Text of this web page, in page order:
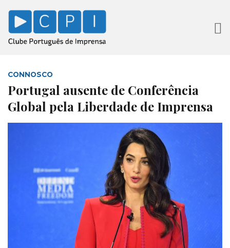
CONNOSCO
Portugal ausente de Conferência
Global pela Liberdade de Imprensa